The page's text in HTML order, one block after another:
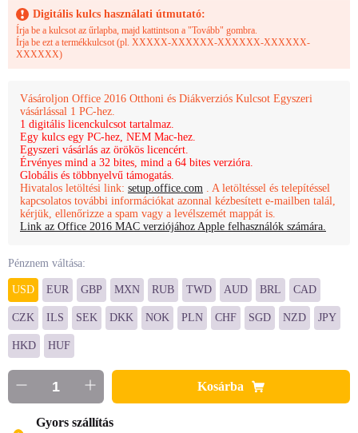
Digitális kulcs használati útmutató:
Írja be a kulcsot az űrlapba, majd kattintson a "Tovább" gombra.
Írja be ezt a termékkulcsot (pl. XXXXX-XXXXXX-XXXXXX-XXXXXX-
XXXXXX)
Vásároljon Office 2016 Otthoni és Diákverziós Kulcsot Egyszeri
vásárlással 1 PC-hez.
1 digitális licenckulcsot tartalmaz.
Egy kulcs egy PC-hez, NEM Mac-hez.
Egyszeri vásárlás az örökös licencért.
Érvényes mind a 32 bites, mind a 64 bites verzióra.
Globális és többnyelvű támogatás.
Hivatalos letöltési link: setup.office.com . A letöltéssel és telepítéssel
kapcsolatos további információkat azonnal kézbesített e-mailben talál,
kérjük, ellenőrizze a spam vagy a levélszemét mappát is.
Link az Office 2016 MAC verziójához Apple felhasználók számára.
Pénznem váltása:
USD EUR GBP MXN RUB TWD AUD BRL CAD
CZK ILS SEK DKK NOK PLN CHF SGD NZD JPY
HKD HUF
Kosárba
Gyors szállítás